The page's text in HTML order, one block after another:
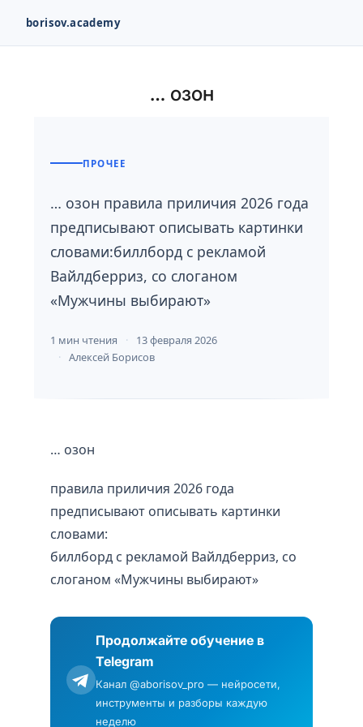
borisov.academy
… озон
ПРОЧЕЕ
… озон правила приличия 2026 года
предписывают описывать картинки
словами:биллборд с рекламой
Вайлдберриз, со слоганом
«Мужчины выбирают»
1 мин чтения
13 февраля 2026
Алексей Борисов
… озон
правила приличия 2026 года
предписывают описывать картинки
словами:
биллборд с рекламой Вайлдберриз, со
слоганом «Мужчины выбирают»
Продолжайте обучение в
Telegram
Канал @aborisov_pro — нейросети,
инструменты и разборы каждую
неделю